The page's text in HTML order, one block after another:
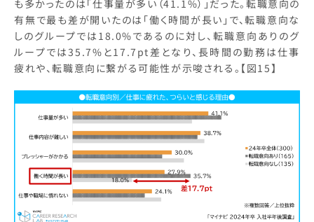
も多かったのは「仕事量が多い（41.1%）」だった。転職意向の
有無で最も差が開いたのは「働く時間が長い」で、転職意向な
しのグループでは18.0%であるのに対し、転職意向ありのグ
ループでは35.7%と17.7pt差となり、長時間の勤務は仕事
疲れや、転職意向に繋がる可能性が示唆される。【図15】